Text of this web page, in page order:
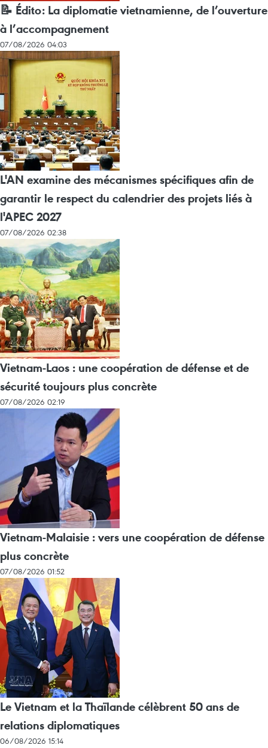
📝 Édito: La diplomatie vietnamienne, de l’ouverture
à l’accompagnement
07/08/2026 04:03
L'AN examine des mécanismes spécifiques afin de
garantir le respect du calendrier des projets liés à
l'APEC 2027
07/08/2026 02:38
Vietnam-Laos : une coopération de défense et de
sécurité toujours plus concrète
07/08/2026 02:19
Vietnam-Malaisie : vers une coopération de défense
plus concrète
07/08/2026 01:52
Le Vietnam et la Thaïlande célèbrent 50 ans de
relations diplomatiques
06/08/2026 15:14